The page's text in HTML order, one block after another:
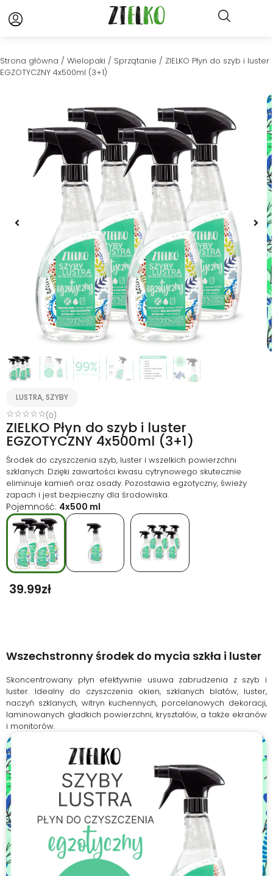
Strona główna / Wielopaki / Sprzątanie / ZIELKO Płyn do szyb i luster
EGZOTYCZNY 4x500ml (3+1)
LUSTRA, SZYBY
☆☆☆☆☆(0)
ZIELKO Płyn do szyb i luster
EGZOTYCZNY 4x500ml (3+1)
Środek do czyszczenia szyb, luster i wszelkich powierzchni
szklanych. Dzięki zawartości kwasu cytrynowego skutecznie
eliminuje kamień oraz osady. Pozostawia egzotyczny, świeży
zapach i jest bezpieczny dla środowiska.
Pojemność: 4x500 ml
39.99Zł
Wszechstronny środek do mycia szkła i luster
Skoncentrowany płyn efektywnie usuwa zabrudzenia z szyb i
luster. Idealny do czyszczenia okien, szklanych blatów, luster,
naczyń szklanych, witryn kuchennych, porcelanowych dekoracji,
laminowanych gładkich powierzchni, kryształów, a także ekranów
i monitorów.